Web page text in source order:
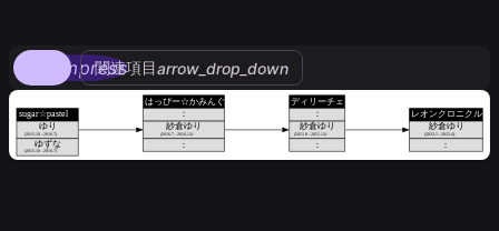
compress
関連項目arrow_drop_down